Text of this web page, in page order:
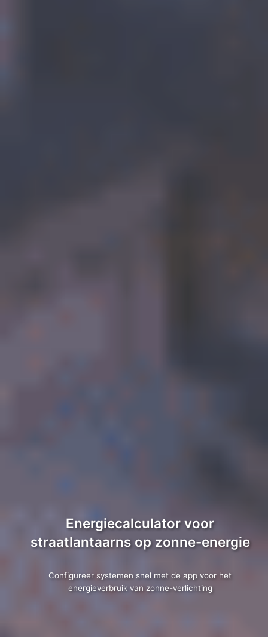
Energiecalculator voor
straatlantaarns op zonne-energie
Configureer systemen snel met de app voor het
energieverbruik van zonne-verlichting